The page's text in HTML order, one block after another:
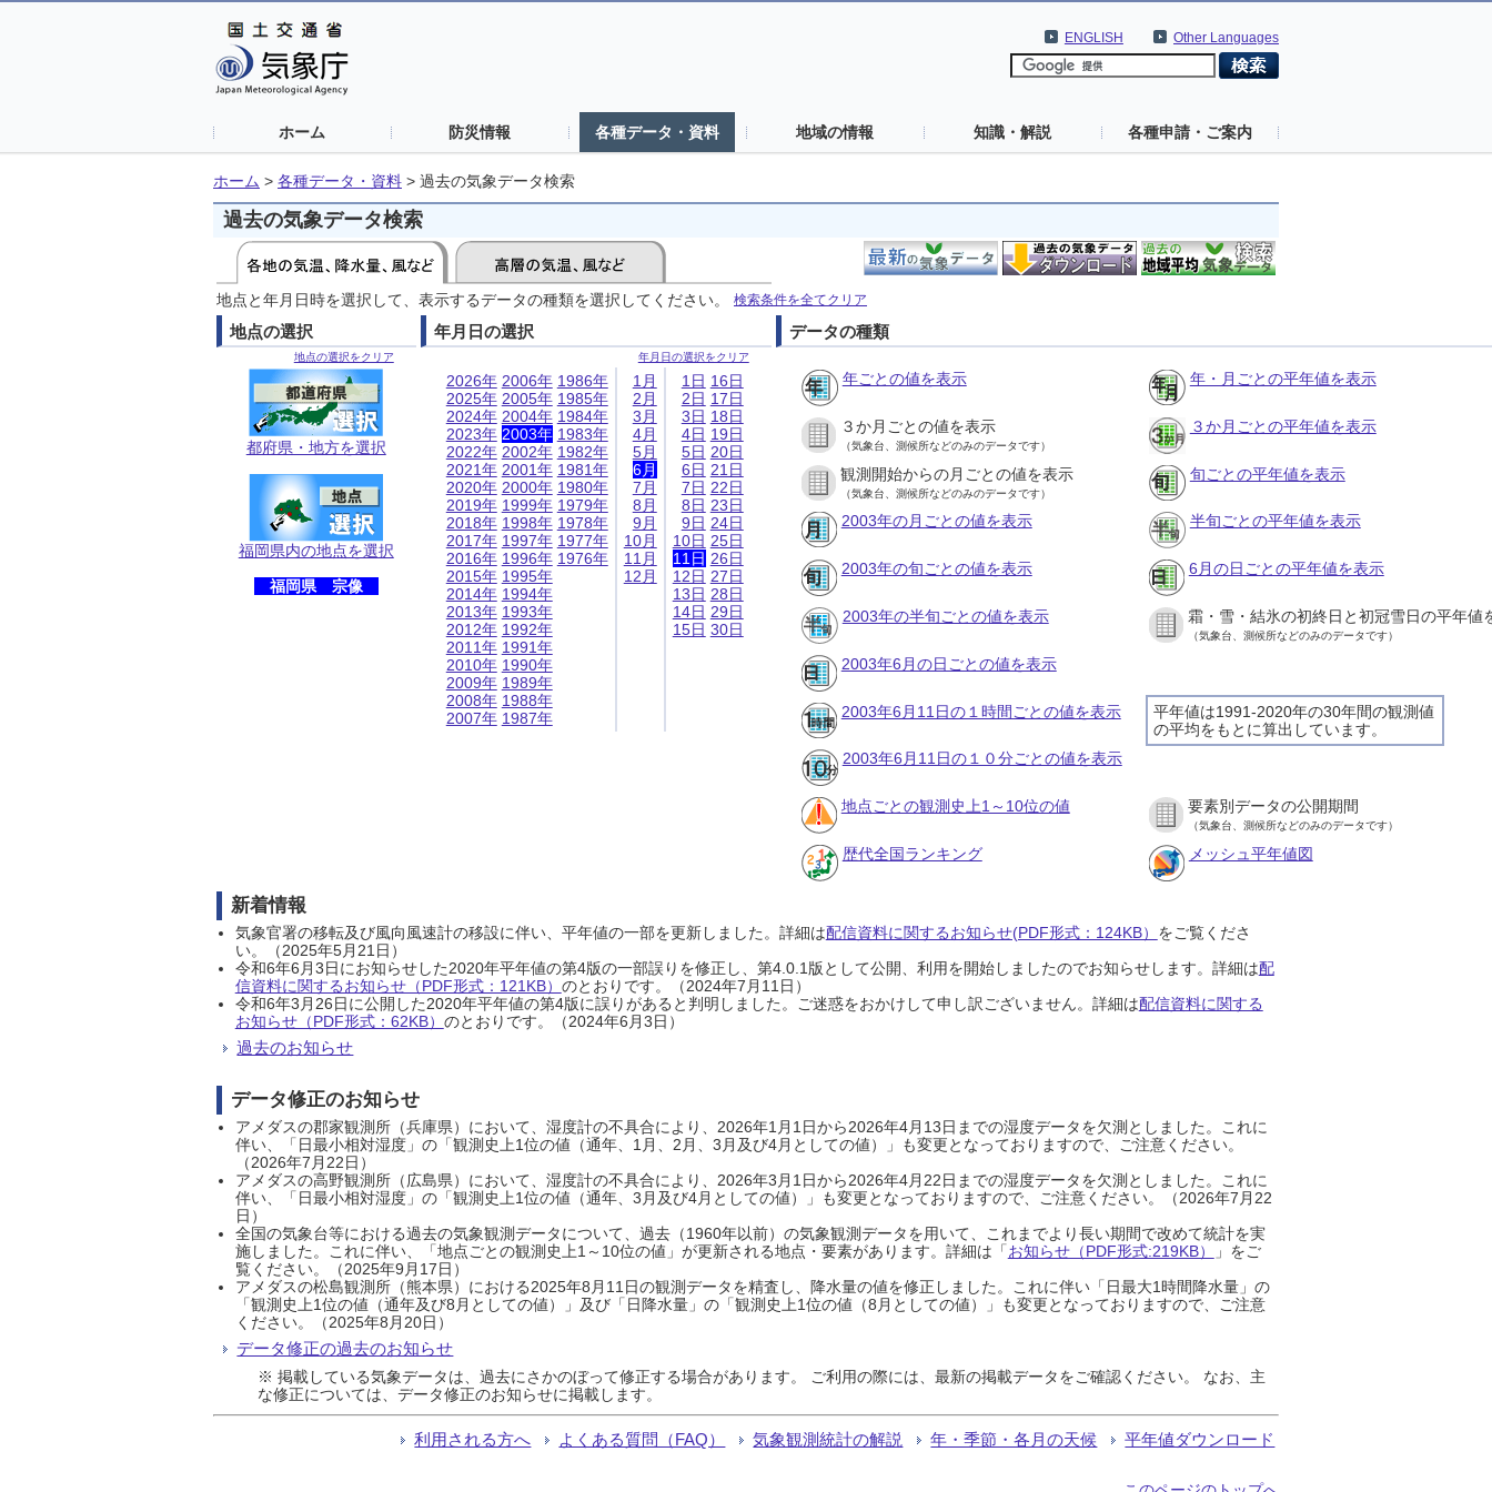
Other Languages
ENGLISH
ホーム 防災情報 各種データ・資料 地域の情報 知識・解説 各種申請・ご案内
ホーム > 各種データ・資料 > 過去の気象データ検索
過去の気象データ検索
地点と年月日時を選択して、表示するデータの種類を選択してください。 検索条件を全てクリア
地点の選択
地点の選択をクリア
都府県・地方を選択
福岡県内の地点を選択
福岡県 宗像
年月日の選択
年月日の選択をクリア
2026年
2025年
2024年
2023年
2022年
2021年
2020年
2019年
2018年
2017年
2016年
2015年
2014年
2013年
2012年
2011年
2010年
2009年
2008年
2007年
2006年
2005年
2004年
2003年
2002年
2001年
2000年
1999年
1998年
1997年
1996年
1995年
1994年
1993年
1992年
1991年
1990年
1989年
1988年
1987年
1986年
1985年
1984年
1983年
1982年
1981年
1980年
1979年
1978年
1977年
1976年
1月
2月
3月
4月
5月
6月
7月
8月
9月
10月
11月
12月
1日
2日
3日
4日
5日
6日
7日
8日
9日
10日
11日
12日
13日
14日
15日
16日
17日
18日
19日
20日
21日
22日
23日
24日
25日
26日
27日
28日
29日
30日
データの種類
年ごとの値を表示 年・月ごとの平年値を表示
３か月ごとの値を表示
（気象台、測候所などのみのデータです）
３か月ごとの平年値を表示
観測開始からの月ごとの値を表示
（気象台、測候所などのみのデータです）
旬ごとの平年値を表示
2003年の月ごとの値を表示 半旬ごとの平年値を表示
2003年の旬ごとの値を表示 6月の日ごとの平年値を表示
2003年の半旬ごとの値を表示 霜・雪・結氷の初終日と初冠雪日の平年値
（気象台、測候所などのみのデータです）
2003年6月の日ごとの値を表示
平年値は1991-2020年の30年間の観測値
の平均をもとに算出しています。
2003年6月11日の１時間ごとの値を表示
2003年6月11日の１０分ごとの値を表示
地点ごとの観測史上1～10位の値 要素別データの公開期間
（気象台、測候所などのみのデータです）
歴代全国ランキング メッシュ平年値図
新着情報
気象官署の移転及び風向風速計の移設に伴い、平年値の一部を更新しました。詳細は配信資料に関するお知らせ(PDF形式：124KB） をご覧くださ
い。（2025年5月21日）
令和6年6月3日にお知らせした2020年平年値の第4版の一部誤りを修正し、第4.0.1版として公開、利用を開始しましたのでお知らせします。詳細は配
信資料に関するお知らせ（PDF形式：121KB） のとおりです。（2024年7月11日）
令和6年3月26日に公開した2020年平年値の第4版に誤りがあると判明しました。ご迷惑をおかけして申し訳ございません。詳細は配信資料に関する
お知らせ（PDF形式：62KB） のとおりです。（2024年6月3日）
過去のお知らせ
データ修正のお知らせ
アメダスの郡家観測所（兵庫県）において、湿度計の不具合により、2026年1月1日から2026年4月13日までの湿度データを欠測としました。これに
伴い、「日最小相対湿度」の「観測史上1位の値（通年、1月、2月、3月及び4月としての値）」も変更となっておりますので、ご注意ください。
（2026年7月22日）
アメダスの高野観測所（広島県）において、湿度計の不具合により、2026年3月1日から2026年4月22日までの湿度データを欠測としました。これに
伴い、「日最小相対湿度」の「観測史上1位の値（通年、3月及び4月としての値）」も変更となっておりますので、ご注意ください。（2026年7月22
日）
全国の気象台等における過去の気象観測データについて、過去（1960年以前）の気象観測データを用いて、これまでより長い期間で改めて統計を実
施しました。これに伴い、「地点ごとの観測史上1～10位の値」が更新される地点・要素があります。詳細は「お知らせ（PDF形式:219KB）
」をご
覧ください。（2025年9月17日）
アメダスの松島観測所（熊本県）における2025年8月11日の観測データを精査し、降水量の値を修正しました。これに伴い「日最大1時間降水量」の
「観測史上1位の値（通年及び8月としての値）」及び「日降水量」の「観測史上1位の値（8月としての値）」も変更となっておりますので、ご注意
ください。（2025年8月20日）
データ修正の過去のお知らせ
※ 掲載している気象データは、過去にさかのぼって修正する場合があります。 ご利用の際には、最新の掲載データをご確認ください。 なお、主
な修正については、データ修正のお知らせに掲載します。
利用される方へ よくある質問（FAQ） 気象観測統計の解説 年・季節・各月の天候 平年値ダウンロード